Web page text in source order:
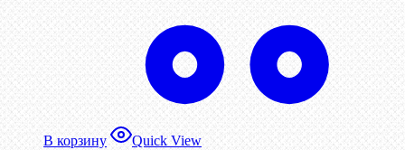
В корзину Quick View